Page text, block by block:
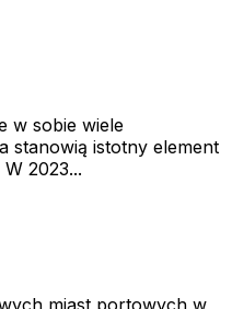
w sobie wiele
stanowią istotny element
2023...